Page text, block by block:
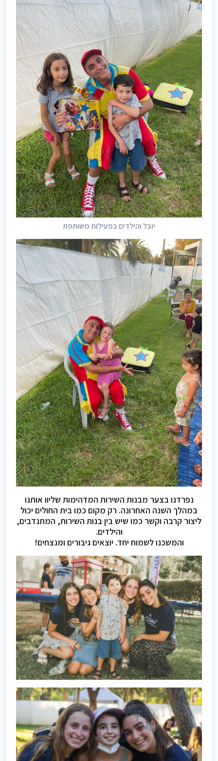
יובל והילדים בפעילות משותפת
נפרדנו בצער מבנות השירות המדהימות שליוו אותנו
במהלך השנה האחרונה. רק מקום כמו בית החולים יכול
ליצור קרבה וקשר כמו שיש בין בנות השירות, המתנדבים,
והילדים.
והמשכנו לשמוח יחד. יוצאים גיבורים ומנצחים!